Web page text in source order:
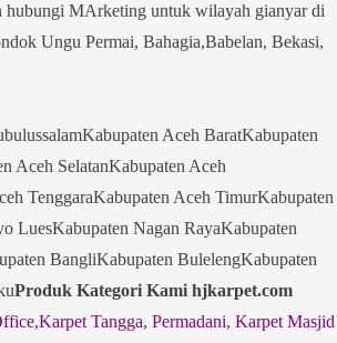
hubungi MArketing untuk wilayah gianyar di
Ungu Permai, Bahagia,Babelan, Bekasi,
Aceh BaratKabupaten
Aceh SelatanKabupaten Aceh
TenggaraKabupaten Aceh TimurKabupaten
LuesKabupaten Nagan RayaKabupaten
BangliKabupaten BulelengKabupaten
Produk Kategori Kami hjkarpet.com
,Karpet Tangga, Permadani, Karpet Masjid